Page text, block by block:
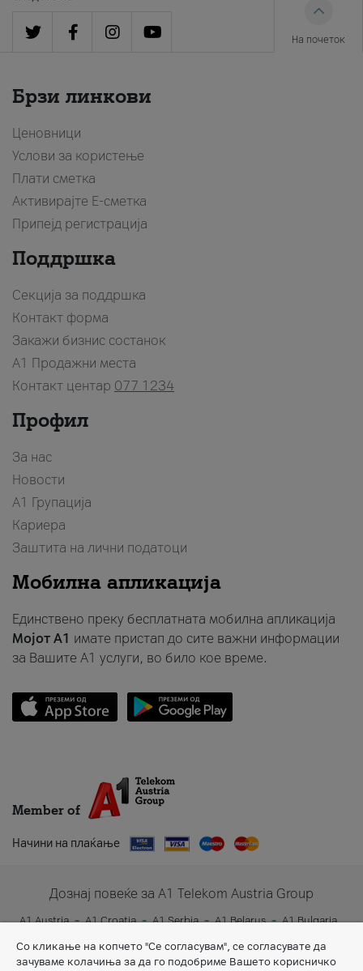
На почеток
Брзи линкови
Ценовници
Услови за користење
Плати сметка
Активирајте Е-сметка
Припејд регистрација
Поддршка
Секција за поддршка
Контакт форма
Закажи бизнис состанок
A1 Продажни места
Контакт центар 077 1234
Профил
За нас
Новости
А1 Групација
Кариера
Заштита на лични податоци
Мобилна апликација
Единствено преку бесплатната мобилна апликација
Мојот A1 имате пристап до сите важни информации
за Вашите A1 услуги, во било кое време.
Member of
Начини на плаќање
Дознај повеќе за A1 Telekom Austria Group
A1 Austria A1 Croatia A1 Serbia A1 Belarus
A1 Bulgaria
A1 Slovenia
A1 Digital
Со кликање на копчето "Се согласувам", се согласувате да
зачуваме колачиња за да го подобриме Вашето корисничко